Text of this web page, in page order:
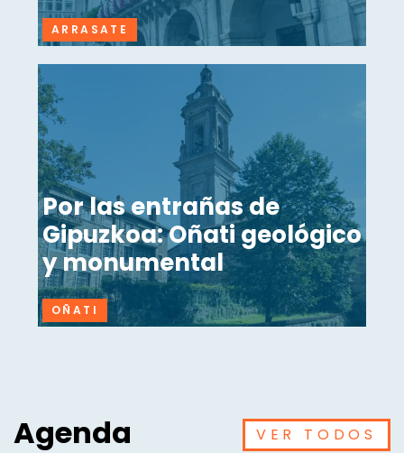
ARRASATE
Por las entrañas de
Gipuzkoa: Oñati geológico
y monumental
OÑATI
Agenda VER TODOS